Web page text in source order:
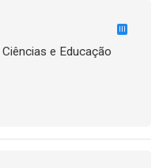
III
e Educação